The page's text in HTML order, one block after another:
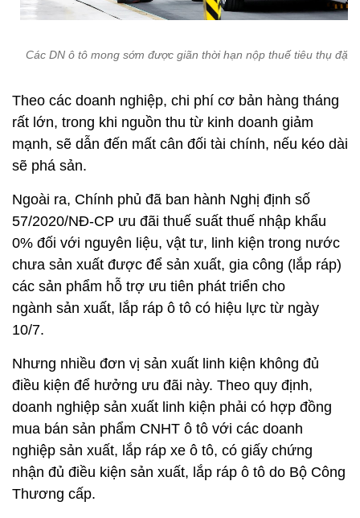
Các DN ô tô mong sớm được giãn thời hạn nộp thuế tiêu thụ đặc
Theo các doanh nghiệp, chi phí cơ bản hàng tháng
rất lớn, trong khi nguồn thu từ kinh doanh giảm
mạnh, sẽ dẫn đến mất cân đối tài chính, nếu kéo dài
sẽ phá sản.
Ngoài ra, Chính phủ đã ban hành Nghị định số
57/2020/NĐ-CP ưu đãi thuế suất thuế nhập khẩu
0% đối với nguyên liệu, vật tư, linh kiện trong nước
chưa sản xuất được để sản xuất, gia công (lắp ráp)
các sản phẩm hỗ trợ ưu tiên phát triển cho
ngành sản xuất, lắp ráp ô tô có hiệu lực từ ngày
10/7.
Nhưng nhiều đơn vị sản xuất linh kiện không đủ
điều kiện để hưởng ưu đãi này. Theo quy định,
doanh nghiệp sản xuất linh kiện phải có hợp đồng
mua bán sản phẩm CNHT ô tô với các doanh
nghiệp sản xuất, lắp ráp xe ô tô, có giấy chứng
nhận đủ điều kiện sản xuất, lắp ráp ô tô do Bộ Công
Thương cấp.